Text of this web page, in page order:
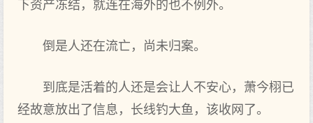
下‌资产冻结，就连在海外的‌也不例外。
倒是人还在流亡，尚未归案。
到底是活着的‌人还是会‌让人不安心，萧今栩已
经故意放出了信息，长线钓大鱼，该收网了。